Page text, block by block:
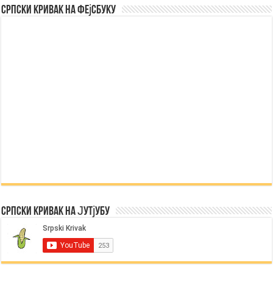
Српски Кривак на Фејсбуку
Српски Кривак на Јутјубу